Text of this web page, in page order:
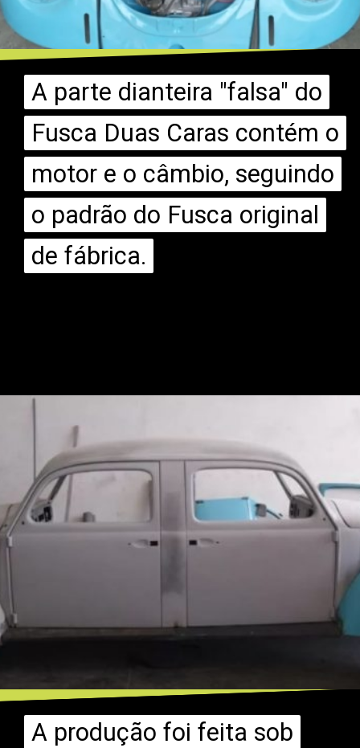
A parte dianteira "falsa" do
Fusca Duas Caras contém o
motor e o câmbio, seguindo
o padrão do Fusca original
de fábrica.
A parte dianteira "falsa" do
Fusca Duas Caras contém o
motor e o câmbio, seguindo
o padrão do Fusca original
de fábrica.
A produção foi feita sob
A produção foi feita sob